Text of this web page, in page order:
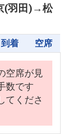
(羽田) →松
到着 空席
空席が見
数です
てくださ